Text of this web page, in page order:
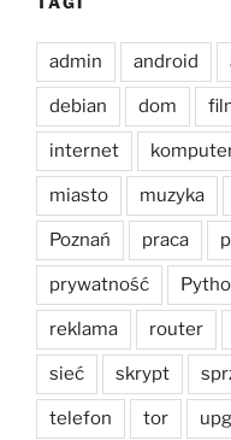
admin android
debian dom
internet
miasto muzyka
Poznań praca
prywatność
reklama router
sieć skrypt
telefon tor